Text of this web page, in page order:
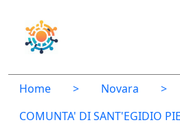
Home > Novara >
COMUNTA' DI SANT'EGIDIO